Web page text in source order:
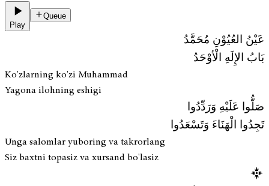
Play
Queue
عَيْنُ العُيُوْنِ مُحَمَّدُ
بَابُ الإِلَهِ الْأوْحَدُ
Ko'zlarning ko'zi Muhammad
Yagona ilohning eshigi
صَلُّوا عَلَيْهِ وَرَدِّدُوا
تَجِدُوا الْهَنَاءَ وَتَسْعَدُوا
Unga salomlar yuboring va takrorlang
Siz baxtni topasiz va xursand bo'lasiz